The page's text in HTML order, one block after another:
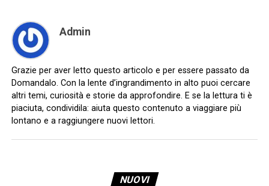
Admin
Grazie per aver letto questo articolo e per essere passato da
Domandalo. Con la lente d’ingrandimento in alto puoi cercare
altri temi, curiosità e storie da approfondire. E se la lettura ti è
piaciuta, condividila: aiuta questo contenuto a viaggiare più
lontano e a raggiungere nuovi lettori.
NUOVI